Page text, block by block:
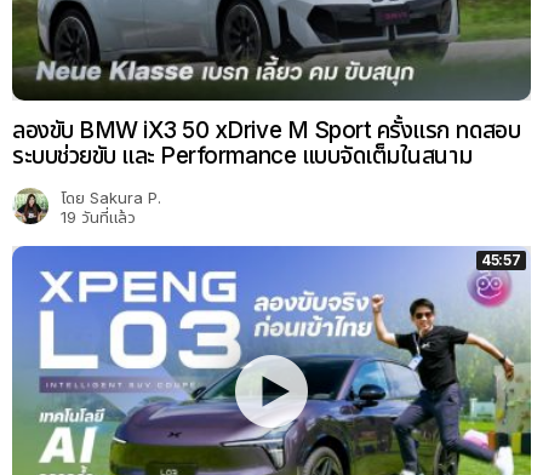
ลองขับ BMW iX3 50 xDrive M Sport ครั้งแรก ทดสอบ
ระบบช่วยขับ และ Performance แบบจัดเต็มในสนาม
โดย Sakura P.
19 วันที่แล้ว
45:57